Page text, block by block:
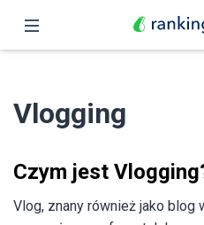
Funkcje
Partnerzy
Vlogging
Czym jest
Vlog, znany również jako blog